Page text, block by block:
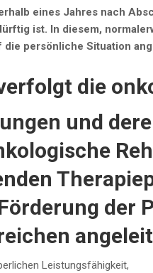
eines Jahres nach
ist. In diesem,
persönliche Situation
die
und
der
Leistungsfähigkeit,